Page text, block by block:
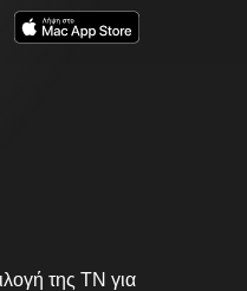
της ΤΝ για